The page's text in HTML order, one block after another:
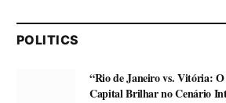
POLITICS
“Rio de Janeiro vs. Vitória:
Capital Brilhar no Cenário